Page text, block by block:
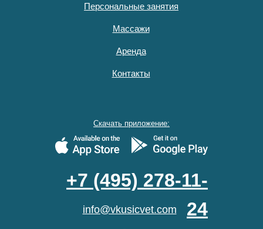
info@vkusicvet.com
Персональные занятия
Контакты
Аренда
+7 (495) 278-11-
24
Массажи
Скачать приложение: